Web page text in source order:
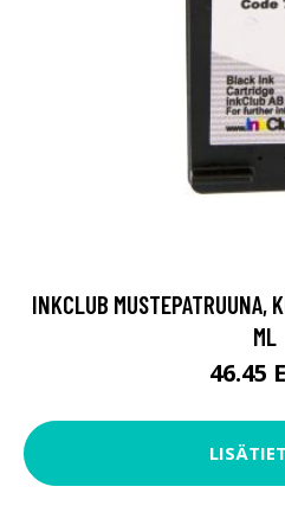
INKCLUB MUSTEPATRUUNA,
ML
46.45